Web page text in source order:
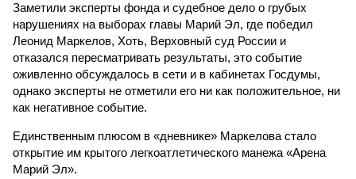
Заметили эксперты фонда и судебное дело о грубых
нарушениях на выборах главы Марий Эл, где победил
Леонид Маркелов, Хоть, Верховный суд России и
отказался пересматривать результаты, это событие
оживленно обсуждалось в сети и в кабинетах Госдумы,
однако эксперты не отметили его ни как положительное, ни
как негативное событие.
Единственным плюсом в «дневнике» Маркелова стало
открытие им крытого легкоатлетического манежа «Арена
Марий Эл».